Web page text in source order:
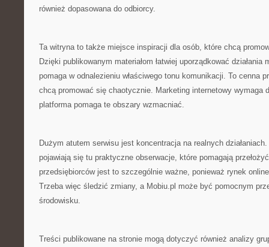
również dopasowana do odbiorcy.
Ta witryna to także miejsce inspiracji dla osób, które chcą
Dzięki publikowanym materiałom łatwiej uporządkować działania
pomaga w odnalezieniu właściwego tonu komunikacji. To cenna
chcą promować się chaotycznie. Marketing internetowy wymaga
platforma pomaga te obszary wzmacniać.
Dużym atutem serwisu jest koncentracja na realnych
pojawiają się tu praktyczne obserwacje, które pomagają
przedsiębiorców jest to szczególnie ważne, ponieważ rynek
Trzeba więc śledzić zmiany, a Mobiu.pl może być pomocnym
środowisku.
Treści publikowane na stronie mogą dotyczyć również analizy